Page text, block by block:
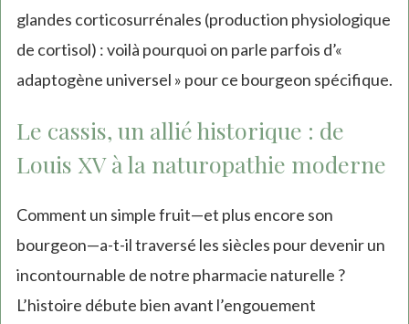
glandes corticosurrénales (production physiologique
de cortisol) : voilà pourquoi on parle parfois d’«
adaptogène universel » pour ce bourgeon spécifique.
Le cassis, un allié historique : de
Louis XV à la naturopathie moderne
Comment un simple fruit—et plus encore son
bourgeon—a-t-il traversé les siècles pour devenir un
incontournable de notre pharmacie naturelle ?
L’histoire débute bien avant l’engouement